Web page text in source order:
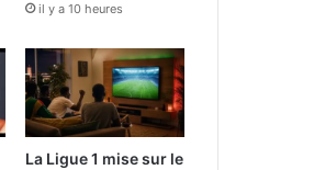
il y a 10 heures
La Ligue 1 mise sur le